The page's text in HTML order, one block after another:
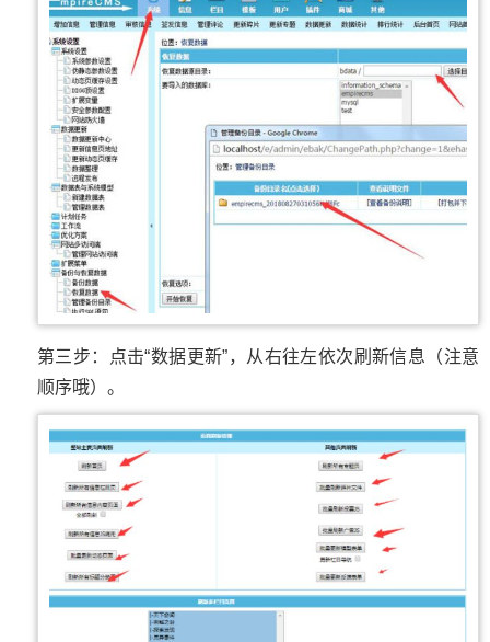
第三步：点击“数据更新”，从右往左依次刷新信息（注意
顺序哦）。